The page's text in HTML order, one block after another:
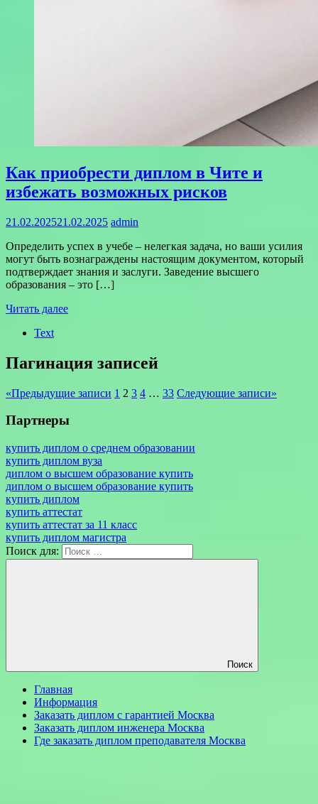
Как приобрести диплом в Чите и
избежать возможных рисков
21.02.202521.02.2025 admin
Определить успех в учебе – нелегкая задача, но ваши усилия
могут быть вознаграждены настоящим документом, который
подтверждает знания и заслуги. Заведение высшего
образования – это […]
Читать далее
Text
Пагинация записей
«Предыдущие записи 1 2 3 4 … 33 Следующие записи»
Партнеры
купить диплом о среднем образовании
купить диплом вуза
диплом о высшем образование купить
диплом о высшем образование купить
купить диплом
купить аттестат
купить аттестат за 11 класс
купить диплом магистра
Поиск для:
Поиск
Главная
Информация
Заказать диплом с гарантией Москва
Заказать диплом инженера Москва
Где заказать диплом преподавателя Москва